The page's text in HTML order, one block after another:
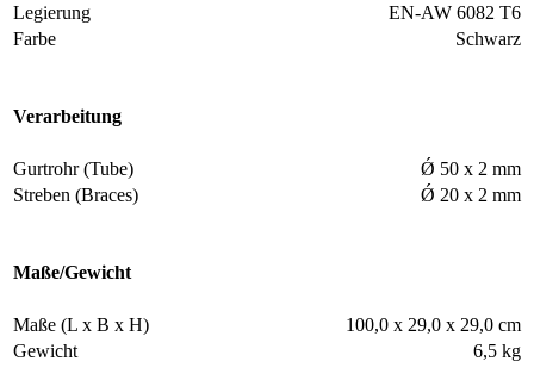
Legierung
EN-AW 6082 T6
Farbe
Schwarz
Verarbeitung
Gurtrohr (Tube)
Ǿ 50 x 2 mm
Streben (Braces)
Ǿ 20 x 2 mm
Maße/Gewicht
Maße (L x B x H)
100,0 x 29,0 x 29,0 cm
Gewicht
6,5 kg